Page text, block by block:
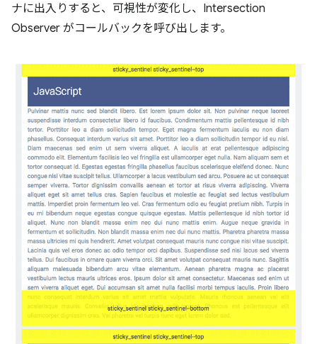
ナに出入りすると、可視性が変化し、Intersection
Observer がコールバックを呼び出します。